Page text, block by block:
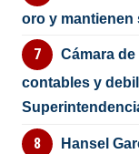
oro y mantienen
Cámara
contables y
Hansel